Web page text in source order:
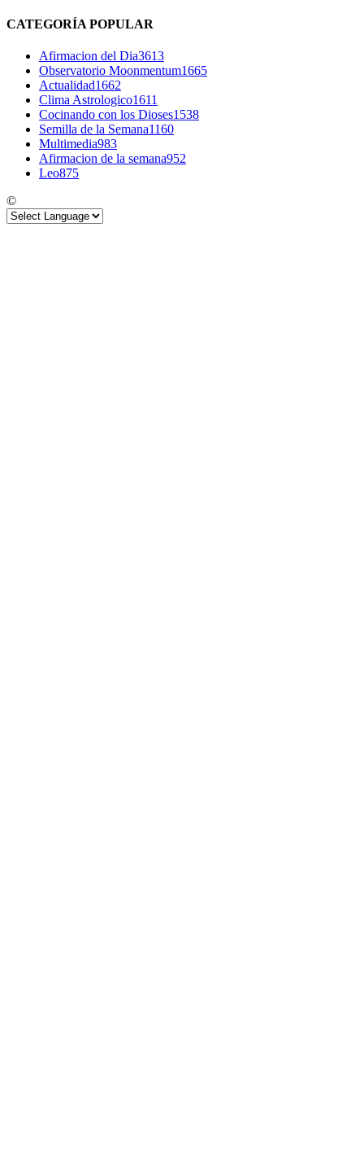
CATEGORÍA POPULAR
Afirmacion del Dia3613
Observatorio Moonmentum1665
Actualidad1662
Clima Astrologico1611
Cocinando con los Dioses1538
Semilla de la Semana1160
Multimedia983
Afirmacion de la semana952
Leo875
©